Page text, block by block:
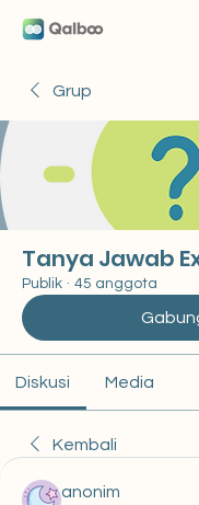
Grup
Tanya Jawab
Publik · 45 anggota
Diskusi Media
Kembali
anonim